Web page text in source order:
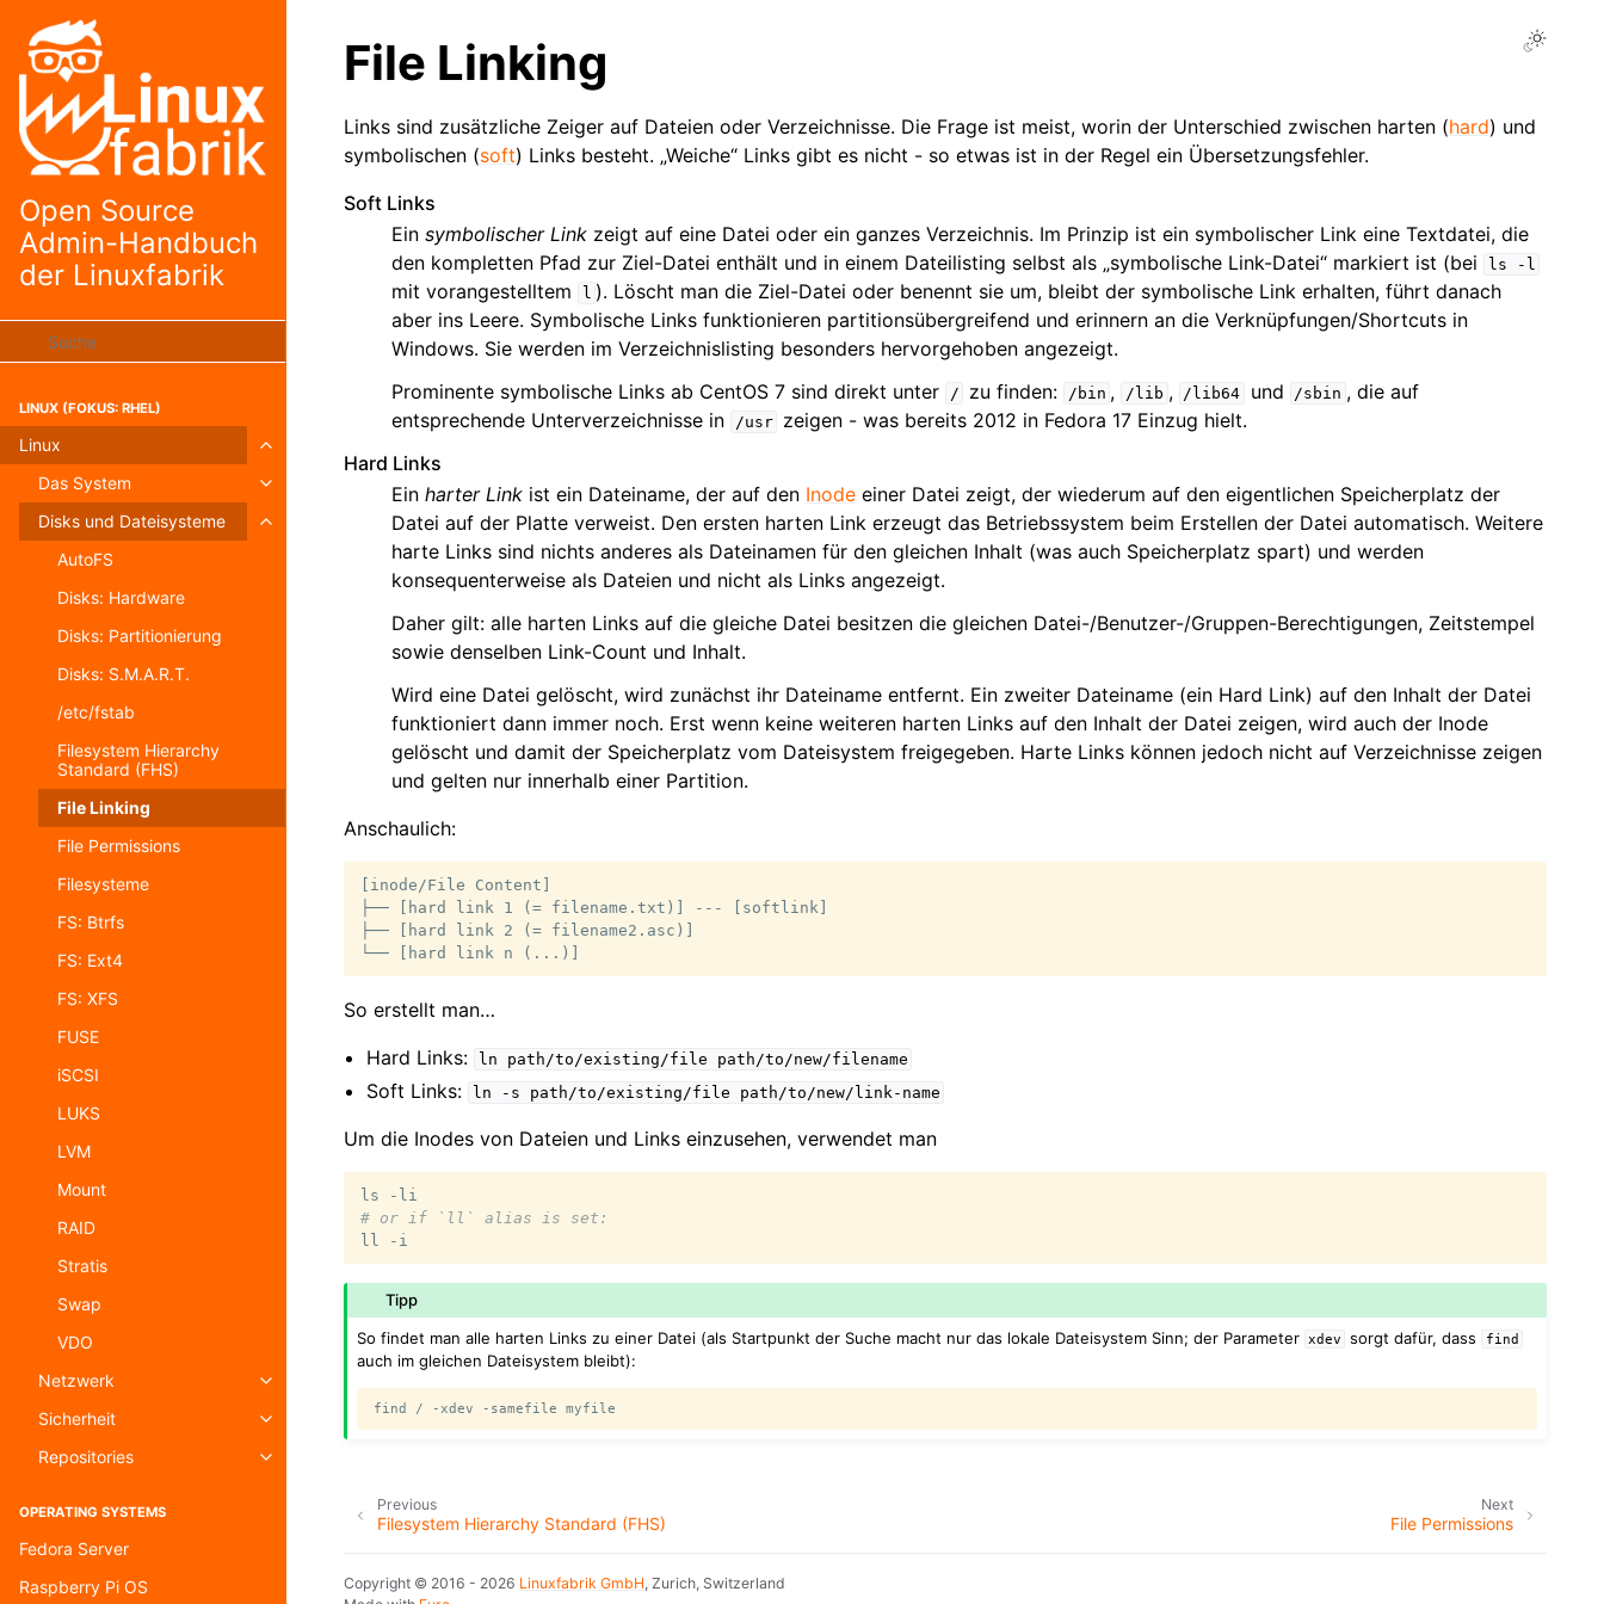
Open Source
Admin-Handbuch
der Linuxfabrik
LINUX (FOKUS: RHEL)
Linux
Toggle navigation of Linux
Das System
Toggle navigation of Das System
Disks und Dateisysteme
Toggle navigation of Disks und Dateisysteme
AutoFS
Disks: Hardware
Disks: Partitionierung
Disks: S.M.A.R.T.
/etc/fstab
Filesystem Hierarchy
Standard (FHS)
File Linking
File Permissions
Filesysteme
FS: Btrfs
FS: Ext4
FS: XFS
FUSE
iSCSI
LUKS
LVM
Mount
RAID
Stratis
Swap
VDO
Netzwerk
Toggle navigation of Netzwerk
Sicherheit
Toggle navigation of Sicherheit
Repositories
Toggle navigation of Repositories
OPERATING SYSTEMS
Fedora Server
Raspberry Pi OS
Toggle
File Linking
Links sind zusätzliche Zeiger auf Dateien oder Verzeichnisse. Die Frage ist meist, worin der Unterschied zwischen harten (hard) und
symbolischen (soft) Links besteht. „Weiche“ Links gibt es nicht - so etwas ist in der Regel ein Übersetzungsfehler.
Soft Links
Ein symbolischer Link zeigt auf eine Datei oder ein ganzes Verzeichnis. Im Prinzip ist ein symbolischer Link eine Textdatei, die
den kompletten Pfad zur Ziel-Datei enthält und in einem Dateilisting selbst als „symbolische Link-Datei“ markiert ist (bei
ls -l
mit vorangestelltem l ). Löscht man die Ziel-Datei oder benennt sie um, bleibt der symbolische Link erhalten, führt danach
aber ins Leere. Symbolische Links funktionieren partitionsübergreifend und erinnern an die Verknüpfungen/Shortcuts in
Windows. Sie werden im Verzeichnislisting besonders hervorgehoben angezeigt.
Prominente symbolische Links ab CentOS 7 sind direkt unter
/ zu finden: /bin , /lib , /lib64 und /sbin , die auf
entsprechende Unterverzeichnisse in
/usr
zeigen - was bereits 2012 in Fedora 17 Einzug hielt.
Hard Links
Ein harter Link ist ein Dateiname, der auf den Inode einer Datei zeigt, der wiederum auf den eigentlichen Speicherplatz der
Datei auf der Platte verweist. Den ersten harten Link erzeugt das Betriebssystem beim Erstellen der Datei automatisch. Weitere
harte Links sind nichts anderes als Dateinamen für den gleichen Inhalt (was auch Speicherplatz spart) und werden
konsequenterweise als Dateien und nicht als Links angezeigt.
Daher gilt: alle harten Links auf die gleiche Datei besitzen die gleichen Datei-/Benutzer-/Gruppen-Berechtigungen, Zeitstempel
sowie denselben Link-Count und Inhalt.
Wird eine Datei gelöscht, wird zunächst ihr Dateiname entfernt. Ein zweiter Dateiname (ein Hard Link) auf den Inhalt der Datei
funktioniert dann immer noch. Erst wenn keine weiteren harten Links auf den Inhalt der Datei zeigen, wird auch der Inode
gelöscht und damit der Speicherplatz vom Dateisystem freigegeben. Harte Links können jedoch nicht auf Verzeichnisse zeigen
und gelten nur innerhalb einer Partition.
Anschaulich:
[inode/File Content]
├── [hard link 1 (= filename.txt)] --- [softlink]
├── [hard link 2 (= filename2.asc)]
So erstellt man…
Hard Links:
ln path/to/existing/file path/to/new/filename
Soft Links: ln -s path/to/existing/file path/to/new/link-name
Um die Inodes von Dateien und Links einzusehen, verwendet man
ls
# or if `ll` alias is set:
ll
Tipp
So findet man alle harten Links zu einer Datei (als Startpunkt der Suche macht nur das lokale Dateisystem Sinn; der Parameter
xdev sorgt dafür, dass find
auch im gleichen Dateisystem bleibt):
find / -xdev -samefile
Next
File Permissions
Previous
Filesystem Hierarchy Standard (FHS)
Copyright © 2016 - 2026 Linuxfabrik GmbH, Zurich, Switzerland